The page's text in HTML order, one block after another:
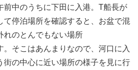
前中のうちに下田に入港。T船長が
て停泊場所を確認すると、お盆で混
れのとんでもない場所
。そこはあんまりなので、河口に入
街の中心に近い場所の様子を見に行